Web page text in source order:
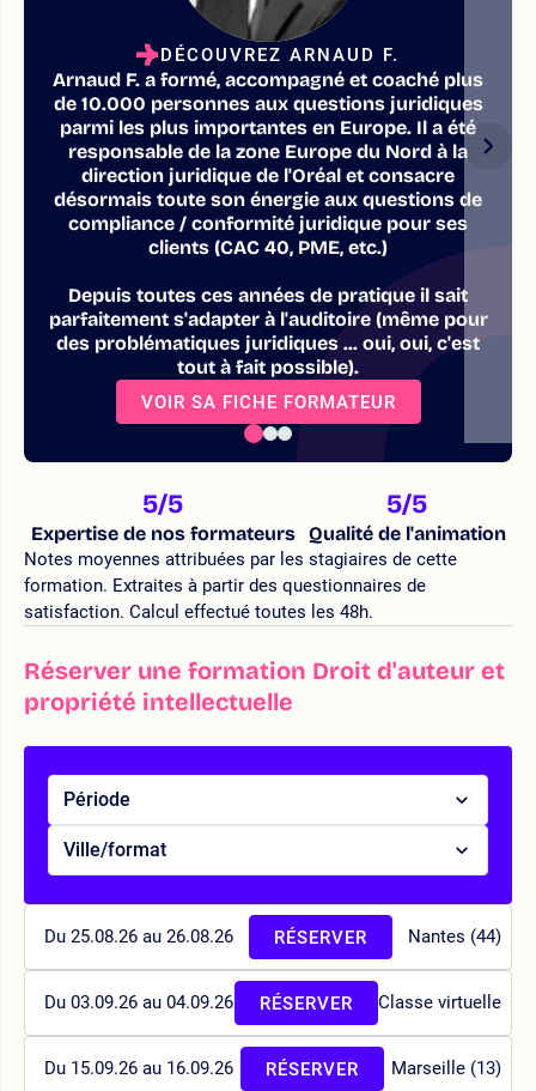
DÉCOUVREZ ARNAUD F.
Arnaud F. a formé, accompagné et coaché plus
de 10.000 personnes aux questions juridiques
parmi les plus importantes en Europe. Il a été
responsable de la zone Europe du Nord à la
direction juridique de l'Oréal et consacre
désormais toute son énergie aux questions de
compliance / conformité juridique pour ses
clients (CAC 40, PME, etc.)
Depuis toutes ces années de pratique il sait
parfaitement s'adapter à l'auditoire (même pour
des problématiques juridiques ... oui, oui, c'est
tout à fait possible).
VOIR SA FICHE FORMATEUR
5/5
Expertise de nos formateurs
5/5
Qualité de l'animation
Notes moyennes attribuées par les stagiaires de cette
formation. Extraites à partir des questionnaires de
satisfaction. Calcul effectué toutes les 48h.
Réserver une formation Droit d'auteur et
propriété intellectuelle
Période
Ville/format
Du 25.08.26 au 26.08.26 Nantes (44)
RÉSERVER
Du 03.09.26 au 04.09.26 Classe virtuelle
RÉSERVER
Du 15.09.26 au 16.09.26 Marseille (13)
RÉSERVER